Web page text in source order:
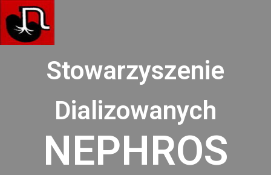
Przejdź
do
treści
Stowarzyszenie
Dializowanych
NEPHROS